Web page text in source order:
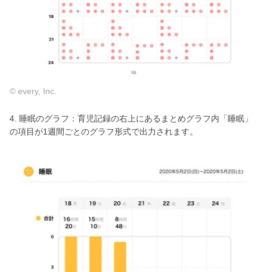
© every, Inc.
4. 睡眠のグラフ：育児記録の右上にあるまとめグラフ内「睡眠」
の項目が1週間ごとのグラフ形式で出力されます。